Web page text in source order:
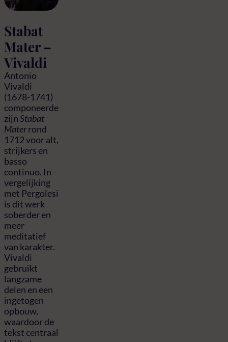
Stabat
Mater –
Vivaldi
Antonio
Vivaldi
(1678-1741)
componeerde
zijnStabat
Materrond
1712 voor alt,
strijkers en
basso
continuo. In
vergelijking
met Pergolesi
is dit werk
soberder en
meer
meditatief
van karakter.
Vivaldi
gebruikt
langzame
delen en een
ingetogen
opbouw,
waardoor de
tekst centraal